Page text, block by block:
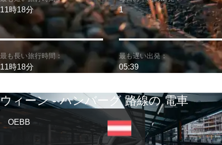
11時18分
最も長い旅行時間：
11時18分
1
最も遅い出発：
05:39
ウィーン - ハンバーグ 路線の 電車
OEBB